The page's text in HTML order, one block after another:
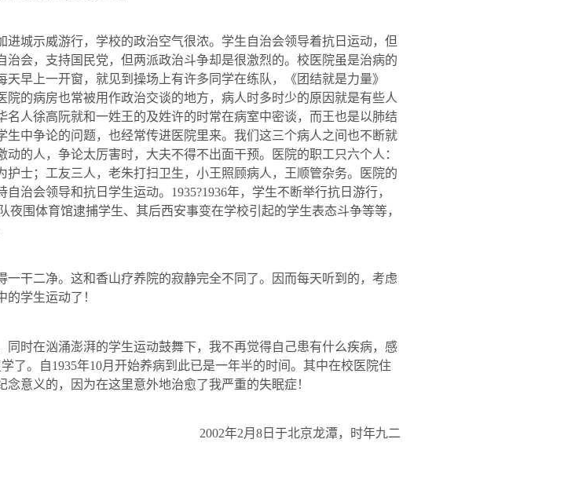
城示威游行，学校的政治空气很浓。学生自治会领导着抗日运动，但
会，支持国民党，但两派政治斗争却是很激烈的。校医院虽是治病的
早上一开窗，就见到操场上有许多同学在练队，《团结就是力量》
院的病房也常被用作政治交谈的地方，病人时多时少的原因就是有些人
人徐高阮就和一姓王的及姓许的时常在病室中密谈，而王也是以肺结
中争论的问题，也经常传进医院里来。我们这三个病人之间也不断就
的人，争论太厉害时，大夫不得不出面干预。医院的职工只六个人：
士；工友三人，老朱打扫卫生，小王照顾病人，王顺管杂务。医院的
治会领导和抗日学生运动。 1935?1936年，学生不断举行抗日游行，
夜围体育馆逮捕学生、其后西安事变在学校引起的学生表态斗争等等，
干二净。这和香山疗养院的寂静完全不同了。因而每天听到的，考虑
学生运动了！
时在汹涌澎湃的学生运动鼓舞下，我不再觉得自己患有什么疾病，感
了。自1935年10月开始养病到此已是一年半的时间。其中在校医院住
意义的，因为在这里意外地治愈了我严重的失眠症！
2002年2月 8 日于北京龙潭，时年九二